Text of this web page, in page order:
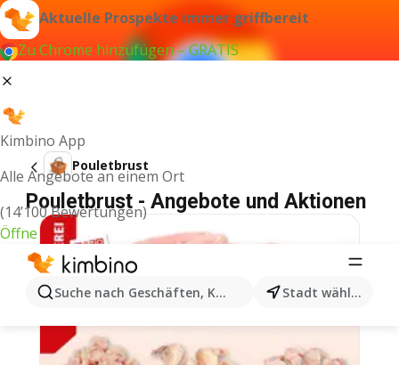
Aktuelle Prospekte immer griffbereit
Zu Chrome hinzufügen – GRATIS
Kimbino App
Alle Angebote an einem Ort
(14’100 Bewertungen)
Öffne
Suche nach Geschäften, Kategorien, Produkten...
Stadt wählen
Pouletbrust
Pouletbrust - Angebote und Aktionen